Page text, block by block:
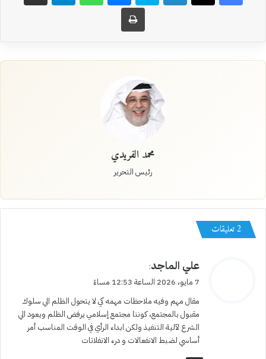
طباعة
محمد الفريدي
رئيس التحرير
‫2 تعليقات
ي
ل
علي الماجد:
7 مايو، 2026 الساعة 12:53 مساءً
مقال مهم وفيه ملاحظات مهمه كي لا يتحول الظلم الي سلوك
مقبول بالمجتمع، كوننا مجتمع إسلامي يرفض الظلم ويعود الي
الشرع لآلية التنفيذ ولكن ابداء الرأي في الوقت المناسب أمر
أساسي لضبط الانفعالات و درء الانفلاتات